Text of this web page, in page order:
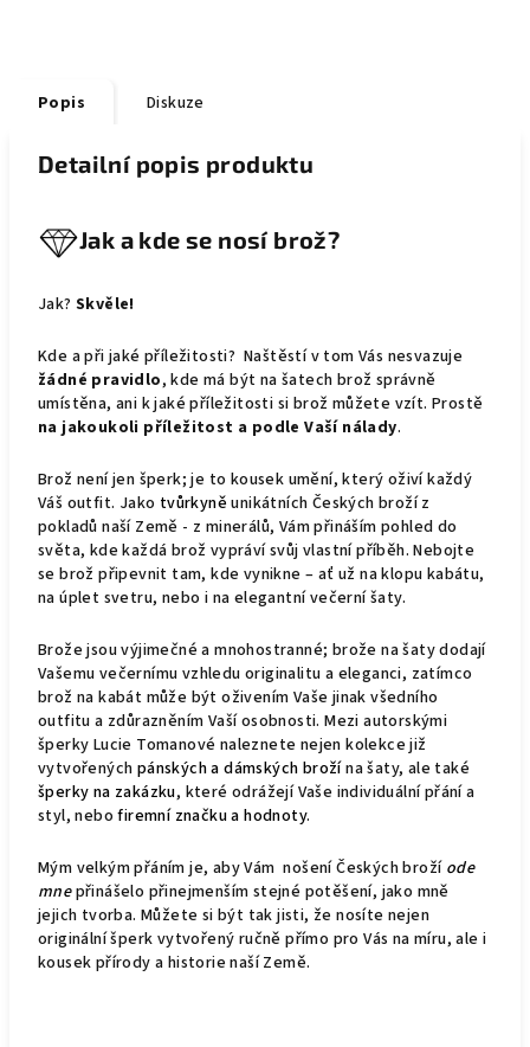
Popis Diskuze
Detailní popis produktu
Jak a kde se nosí brož?
Jak? Skvěle!
Kde a při jaké příležitosti? Naštěstí v tom Vás nesvazuje
žádné pravidlo, kde má být na šatech brož správně
umístěna, ani k jaké příležitosti si brož můžete vzít. Prostě
na jakoukoli příležitost a podle Vaší nálady.
Brož není jen šperk; je to kousek umění, který oživí každý
Váš outfit. Jako tvůrkyně unikátních Českých broží z
pokladů naší Země - z minerálů, Vám přináším pohled do
světa, kde každá brož vypráví svůj vlastní příběh. Nebojte
se brož připevnit tam, kde vynikne – ať už na klopu kabátu,
na úplet svetru, nebo i na elegantní večerní šaty.
Brože jsou výjimečné a mnohostranné; brože na šaty dodají
Vašemu večernímu vzhledu originalitu a eleganci, zatímco
brož na kabát může být oživením Vaše jinak všedního
outfitu a zdůrazněním Vaší osobnosti. Mezi autorskými
šperky Lucie Tomanové naleznete nejen kolekce již
vytvořených pánských a dámských brožína šaty, ale také
šperky na zakázku, které odrážejí Vaše individuální přání a
styl, nebofiremní značku a hodnoty.
Mým velkým přáním je, aby Vám nošení Českých broží ode
mnepřinášelo přinejmenším stejné potěšení, jako mně
jejich tvorba. Můžete si být tak jisti, že nosíte nejen
originální šperk vytvořený ručně přímo pro Vás na míru, ale i
kousek přírody a historie naší Země.